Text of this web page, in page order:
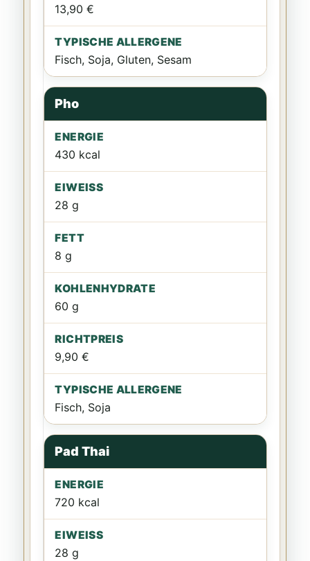
13,90 €
Fisch, Soja, Gluten, Sesam
Pho
430 kcal
28 g
8 g
60 g
9,90 €
Fisch, Soja
Pad Thai
720 kcal
28 g